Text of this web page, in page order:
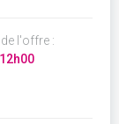
l'offre :